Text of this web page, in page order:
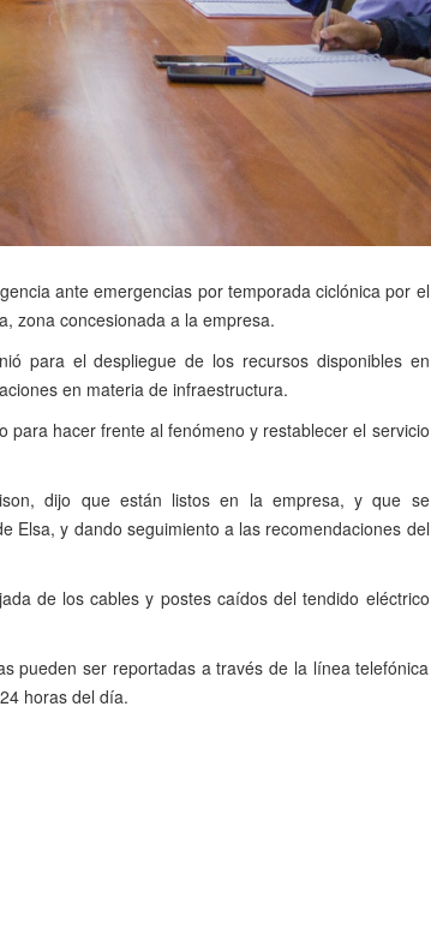
ante emergencias por temporada ciclónica por el
zona concesionada a la empresa.
para el despliegue de los recursos disponibles en
en materia de infraestructura.
hacer frente al fenómeno y restablecer el servicio
dijo que están listos en la empresa, y que se
Elsa, y dando seguimiento a las recomendaciones del
de los cables y postes caídos del tendido eléctrico
pueden ser reportadas a través de la línea telefónica
horas del día.